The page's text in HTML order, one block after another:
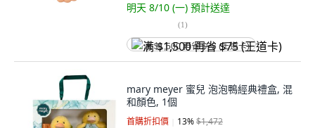
明天 8/10 (一) 預計送達
(1)
满 $1,500 再省 $75 (王道卡)
mary meyer 蜜兒 泡泡鴨經典禮盒, 混
和顏色, 1個
首購折扣價 13%$1,472